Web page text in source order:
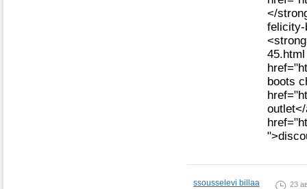
</
felicity-
boots
ssousselevi billaa 23